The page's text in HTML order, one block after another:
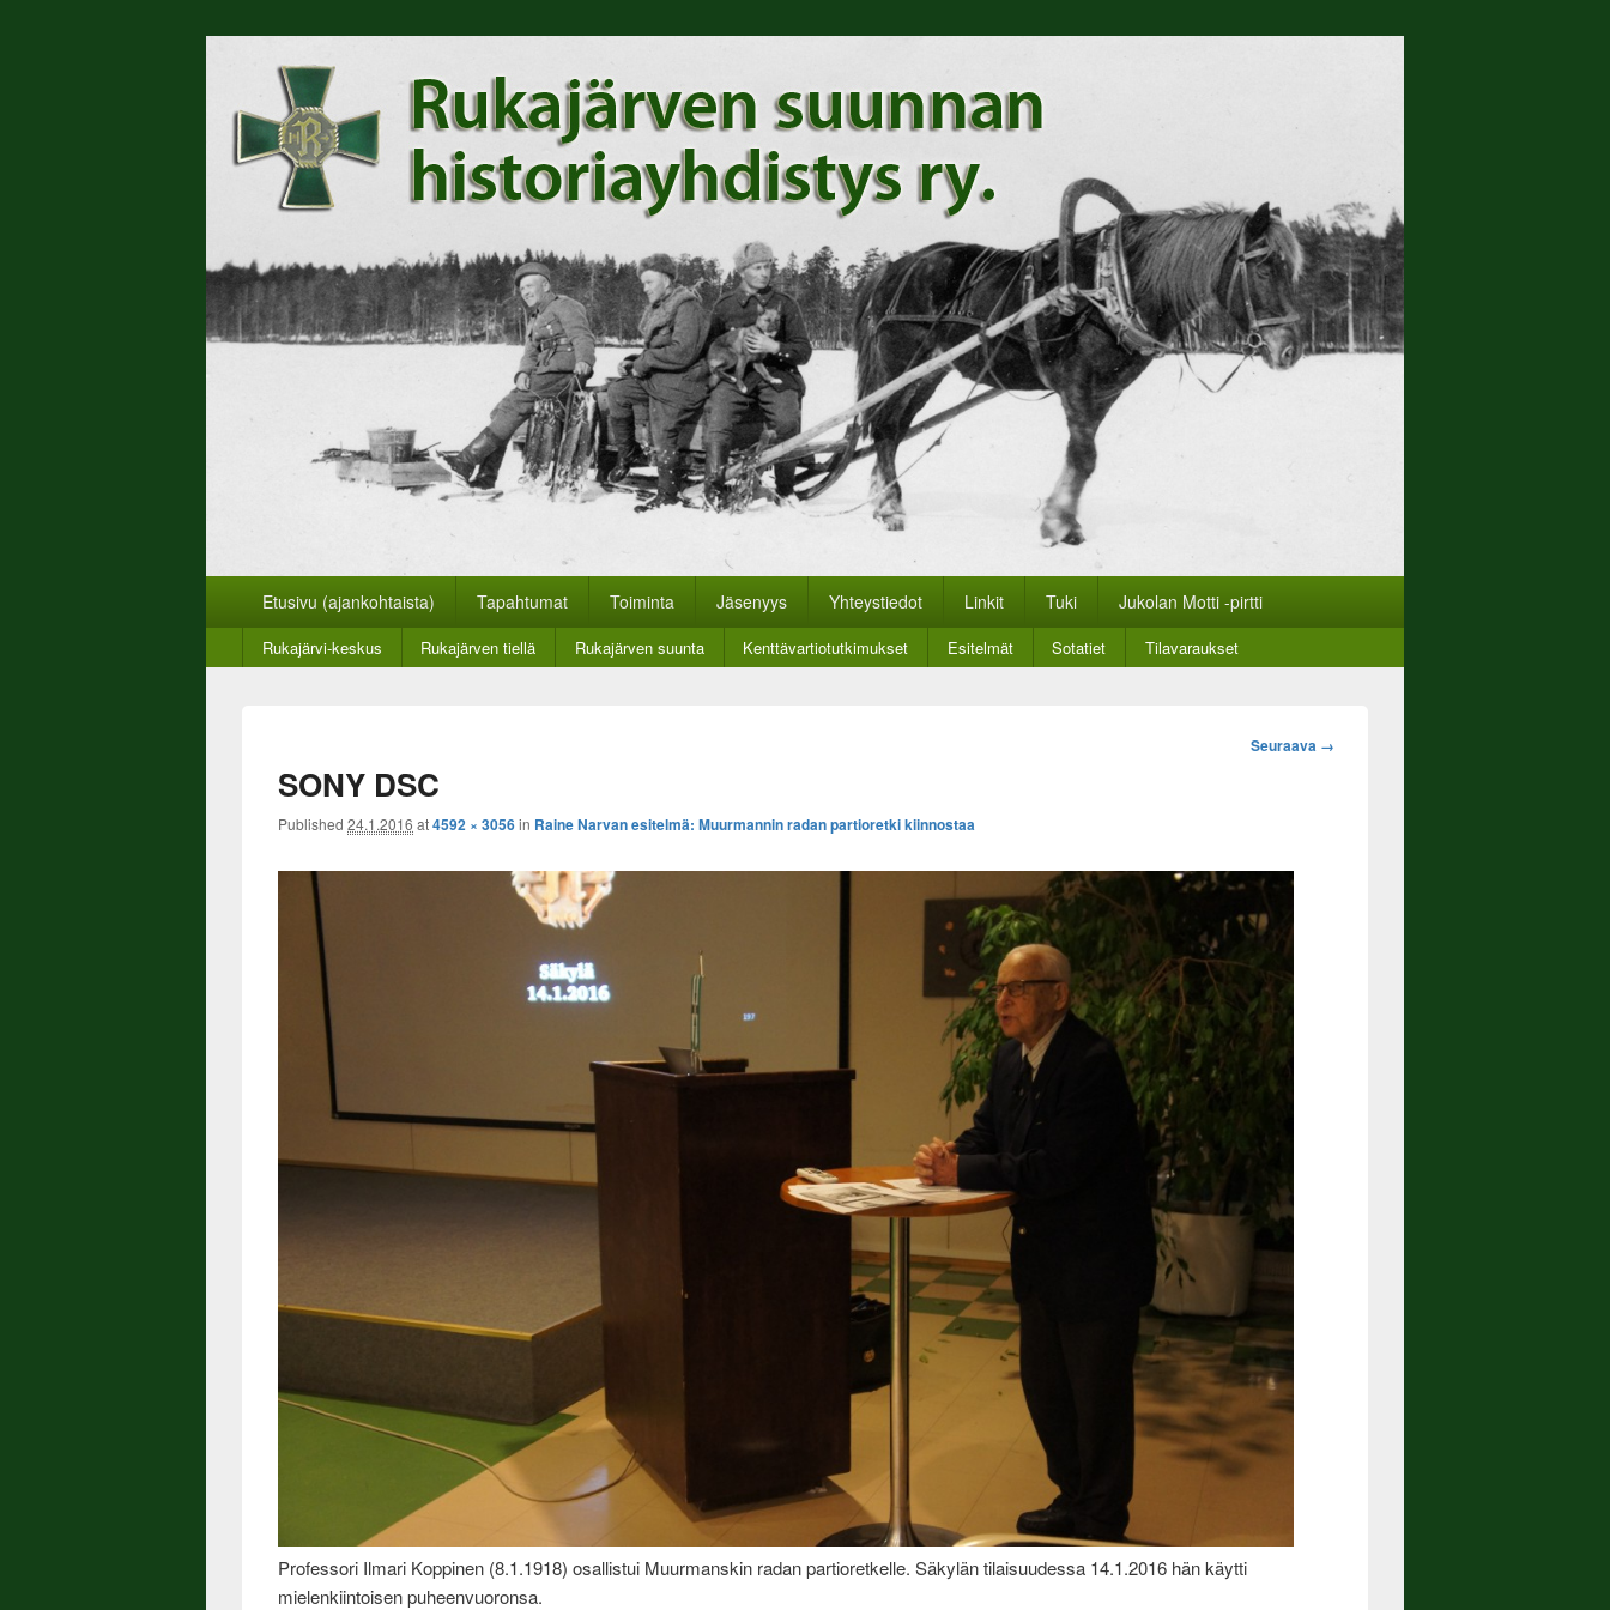
Rukajärven suunnan historiayhdistys
Rukajärven suunnan historiayhdistyksen verkkosivut.
PäävalikkoEtusivu (ajankohtaista) Tapahtumat Toiminta Jäsenyys Yhteystiedot Linkit Tuki Jukolan Motti -pirtti
valikko
Rukajärvi-keskus Rukajärven tiellä Rukajärven suunta Kenttävartiotutkimukset Esitelmät Sotatiet Tilavaraukset
Image
Seuraava →
SONY DSC
Published 24.1.2016 at4592 × 3056in Raine Narvan esitelmä: Muurmannin radan partioretki kiinnostaa
Professori Ilmari Koppinen (8.1.1918) osallistui Muurmanskin radan partioretkelle. Säkylän tilaisuudessa 14.1.2016 hän käytti
mielenkiintoisen puheenvuoronsa.